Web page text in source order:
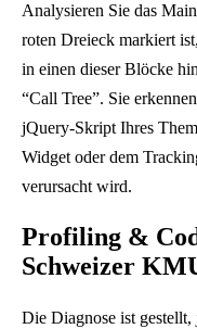
Analysieren Sie das
roten Dreieck markiert
in einen dieser Blöcke
“Call Tree”. Sie
jQuery-Skript Ihres
Widget oder dem
verursacht wird.
Profiling &
Schweizer
Die Diagnose ist